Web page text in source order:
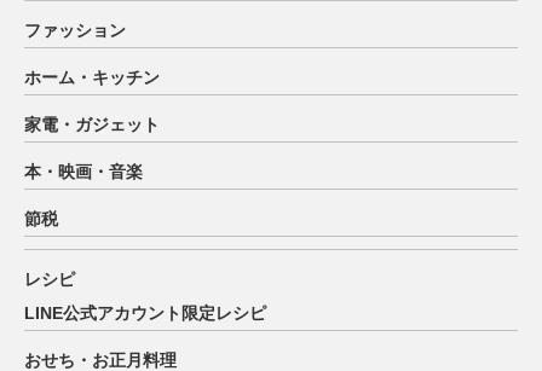
ファッション
ホーム・キッチン
家電・ガジェット
本・映画・音楽
節税
レシピ
LINE公式アカウント限定レシピ
おせち・お正月料理